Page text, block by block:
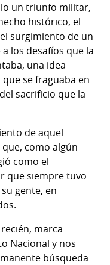
un triunfo militar,
histórico, el
surgimiento de un
los desafíos que la
una idea
se fraguaba en
sacrificio que la
de aquel
como algún
como el
que siempre tuvo
gente, en
marca
Nacional y nos
búsqueda